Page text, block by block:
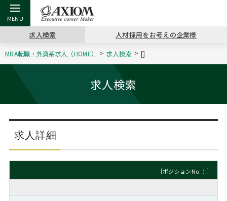
戻る
アクシアムの特長
コンサ
サービス案内 キャリ
コンサルタントの紹介
戻る
キャリア支援 TOP
キャリアデザイン講座
（最新求人市場動向）
MBAの
おわり
ステージ別アドバイス
日本か
戻る
転職ツール TOP
英文レジュメの書き方 パワー
職務経歴書の書き方
よくある面接Q&A集
戻る
転職コラム TOP
“展”職相談室
転職市場の明日をよめ
転職成功への4つの鍵
戻る
イベント・セミナー TOP
ジョブフェア
キャリアデザインセミナー
キャリアフォーラム
戻る
会社概要 TOP
沿革
主なクライアント
採用情報
求人検索 人材採用をお考えの企業様
MBA転職・外資系求人（HOME） 求人検索 []
求人検索
求人詳細
［ポジションNo.：］